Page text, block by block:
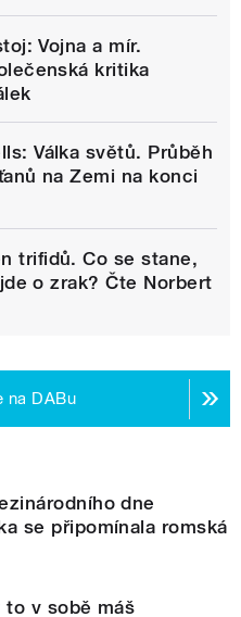
Vojna a mír.
kritika
Válka světů. Průběh
na Zemi na konci
trifidů. Co se stane,
o zrak? Čte Norbert
na DABu
dne
se připomínala romská
to v sobě máš